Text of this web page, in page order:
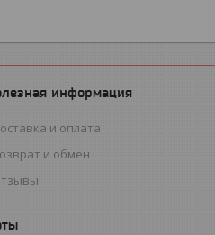
информация
и оплата
и обмен